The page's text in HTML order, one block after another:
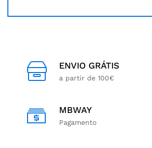
ENVIO GRÁTIS
a partir de 100€
MBWAY
Pagamento